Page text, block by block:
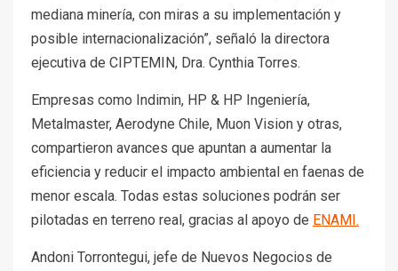
mediana minería, con miras a su implementación y
posible internacionalización”, señaló la directora
ejecutiva de CIPTEMIN, Dra. Cynthia Torres.
Empresas como Indimin, HP & HP Ingeniería,
Metalmaster, Aerodyne Chile, Muon Vision y otras,
compartieron avances que apuntan a aumentar la
eficiencia y reducir el impacto ambiental en faenas de
menor escala. Todas estas soluciones podrán ser
pilotadas en terreno real, gracias al apoyo de ENAMI.
Andoni Torrontegui, jefe de Nuevos Negocios de